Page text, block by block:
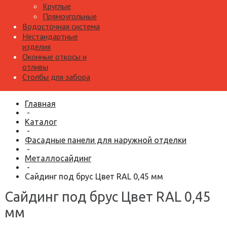
Круглые
Прямоугольные
Водосточная система
Нестандартные
изделия
Оконные откосы и
отливы
Столбы для забора
Главная
-
Каталог
-
Фасадные панели для наружной отделки
-
Металлосайдинг
-
Сайдинг под брус Цвет RAL 0,45 мм
Сайдинг под брус Цвет RAL 0,45
мм